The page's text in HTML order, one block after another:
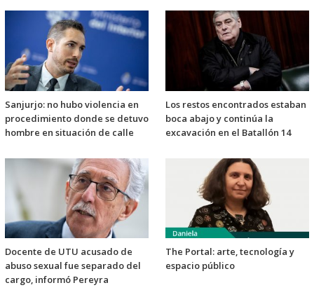
Sanjurjo: no hubo violencia en
procedimiento donde se detuvo
hombre en situación de calle
Los restos encontrados estaban
boca abajo y continúa la
excavación en el Batallón 14
Docente de UTU acusado de
abuso sexual fue separado del
cargo, informó Pereyra
The Portal: arte, tecnología y
espacio público